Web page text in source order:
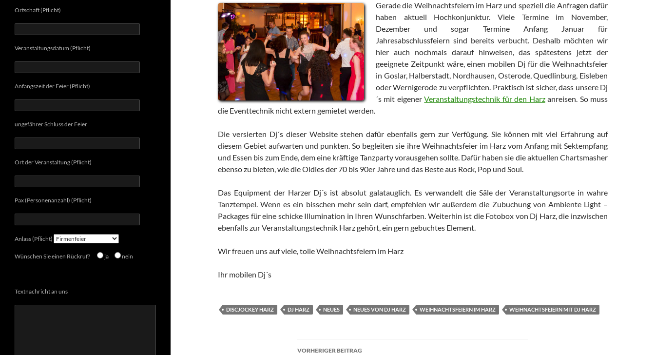
Gerade die Weihnachtsfeiern im Harz und speziell die Anfragen dafür
haben aktuell Hochkonjunktur. Viele Termine im November,
Dezember und sogar Termine Anfang Januar für
Jahresabschlussfeiern sind bereits verbucht. Deshalb möchten wir
hier auch nochmals darauf hinweisen, das spätestens jetzt der
geeignete Zeitpunkt wäre, einen mobilen Dj für die Weihnachtsfeier
in Goslar, Halberstadt, Nordhausen, Osterode, Quedlinburg, Eisleben
oder Wernigerode zu verpflichten. Praktisch ist sicher, dass unsere Dj
´s mit eigenerVeranstaltungstechnik für den Harzanreisen. So muss
die Eventtechnik nicht extern gemietet werden.
Die versierten Dj´s dieser Website stehen dafür ebenfalls gern zur Verfügung. Sie können mit viel Erfahrung auf
diesem Gebiet aufwarten und punkten. So begleiten sie ihre Weihnachtsfeier im Harz vom Anfang mit Sektempfang
und Essen bis zum Ende, dem eine kräftige Tanzparty vorausgehen sollte. Dafür haben sie die aktuellen Chartsmasher
ebenso zu bieten, wie die Oldies der 70 bis 90er Jahre und das Beste aus Rock, Pop und Soul.
Das Equipment der Harzer Dj´s ist absolut galatauglich. Es verwandelt die Säle der Veranstaltungsorte in wahre
Tanztempel. Wenn es ein bisschen mehr sein darf, empfehlen wir außerdem die Zubuchung von Ambiente Light –
Packages für eine schicke Illumination in Ihren Wunschfarben. Weiterhin ist die Fotobox von Dj Harz, die inzwischen
ebenfalls zur Veranstaltungstechnik Harz gehört, ein gern gebuchtes Element.
Wir freuen uns auf viele, tolle Weihnachtsfeiern im Harz
Ihr mobilen Dj´s
DISCJOCKEY HARZ DJ HARZ NEUES NEUES VON DJ HARZ WEIHNACHTSFEIERN IM HARZ WEIHNACHTSFEIERN MIT DJ HARZ
Beitragsnavigation
VORHERIGER BEITRAG
Ortschaft (Pflicht)
Veranstaltungsdatum (Pflicht)
Anfangszeit der Feier (Pflicht)
ungefährer Schluss der Feier
Ort der Veranstaltung (Pflicht)
Pax (Personenanzahl) (Pflicht)
Anlass (Pflicht)
Wünschen Sie einen Rückruf? ja nein
Textnachricht an uns